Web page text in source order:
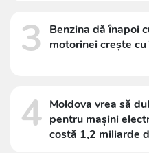
3
Benzina dă înapoi
motorinei crește
4 Moldova vrea să
pentru mașini
costă 1,2 miliarde